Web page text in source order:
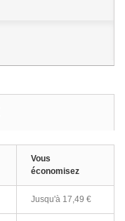
Vous
économisez
Jusqu'à 17,49 €